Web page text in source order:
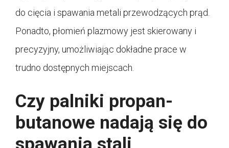
do cięcia i spawania metali przewodzących prąd.
Ponadto, płomień plazmowy jest skierowany i
precyzyjny, umożliwiając dokładne prace w
trudno dostępnych miejscach.
Czy palniki propan-
butanowe nadają się do